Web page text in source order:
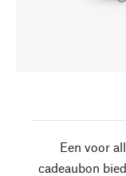
Een voor
cadeaubon